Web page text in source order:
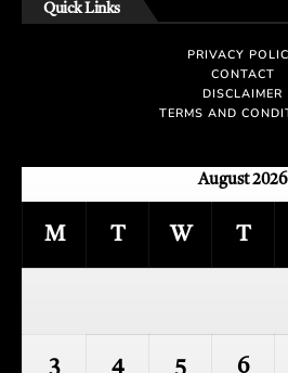
Quick Links
PRIVACY
CONTACT
DISCLAIMER
TERMS AND
August 2026
M T W T
3 4 5 6